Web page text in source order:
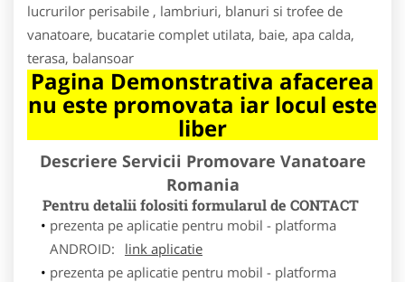
lucrurilor perisabile , lambriuri, blanuri si trofee de
vanatoare, bucatarie complet utilata, baie, apa calda,
terasa, balansoar
Pagina Demonstrativa afacerea
nu este promovata iar locul este
liber
Descriere Servicii Promovare Vanatoare
Romania
Pentru detalii folositi formularul de CONTACT
prezenta pe aplicatie pentru mobil - platforma
ANDROID:
link aplicatie
prezenta pe aplicatie pentru mobil - platforma